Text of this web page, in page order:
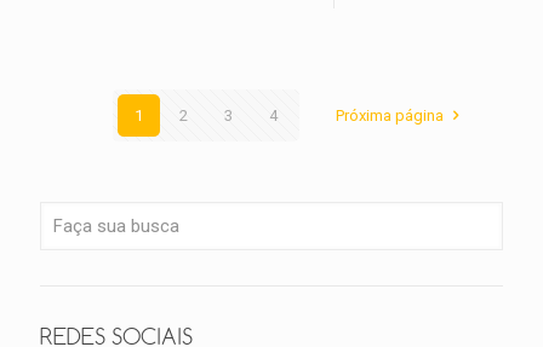
1 2 3 4 Próxima página
REDES SOCIAIS